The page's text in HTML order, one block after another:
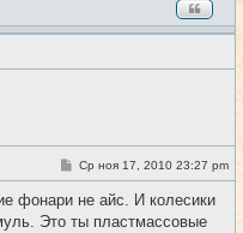
#2
С
о
б
щ
Ср ноя 17, 2010 23:27 pm
фонари не айс. И колесики
Это ты пластмассовые